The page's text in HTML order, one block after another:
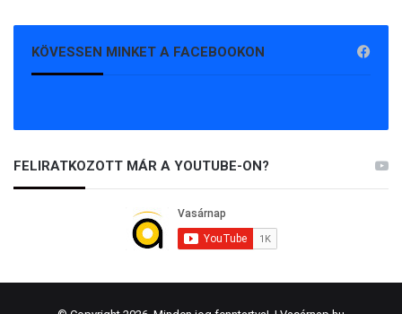
KÖVESSEN MINKET A FACEBOOKON
FELIRATKOZOTT MÁR A YOUTUBE-ON?